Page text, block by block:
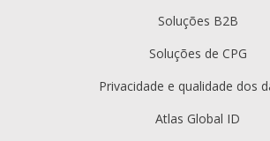
Soluções B2B
Soluções de CPG
Privacidade e qualidade dos
Atlas Global ID